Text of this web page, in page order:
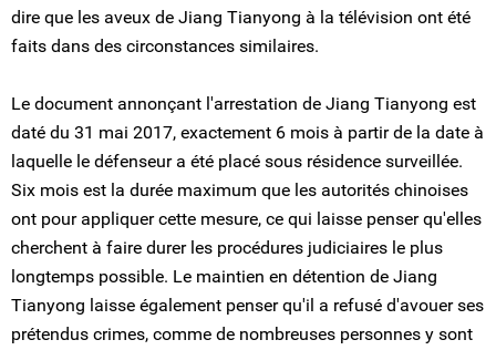
dire que les aveux de Jiang Tianyong à la télévision ont été
faits dans des circonstances similaires.
Le document annonçant l'arrestation de Jiang Tianyong est
daté du 31 mai 2017, exactement 6 mois à partir de la date à
laquelle le défenseur a été placé sous résidence surveillée.
Six mois est la durée maximum que les autorités chinoises
ont pour appliquer cette mesure, ce qui laisse penser qu'elles
cherchent à faire durer les procédures judiciaires le plus
longtemps possible. Le maintien en détention de Jiang
Tianyong laisse également penser qu'il a refusé d'avouer ses
prétendus crimes, comme de nombreuses personnes y sont